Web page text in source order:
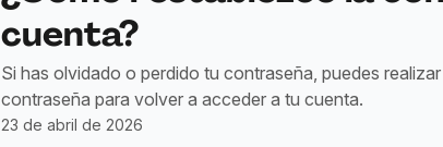
cuenta?
Si has olvidado o perdido tu contraseña, puedes
contraseña para volver a acceder a tu cuenta.
23 de abril de 2026